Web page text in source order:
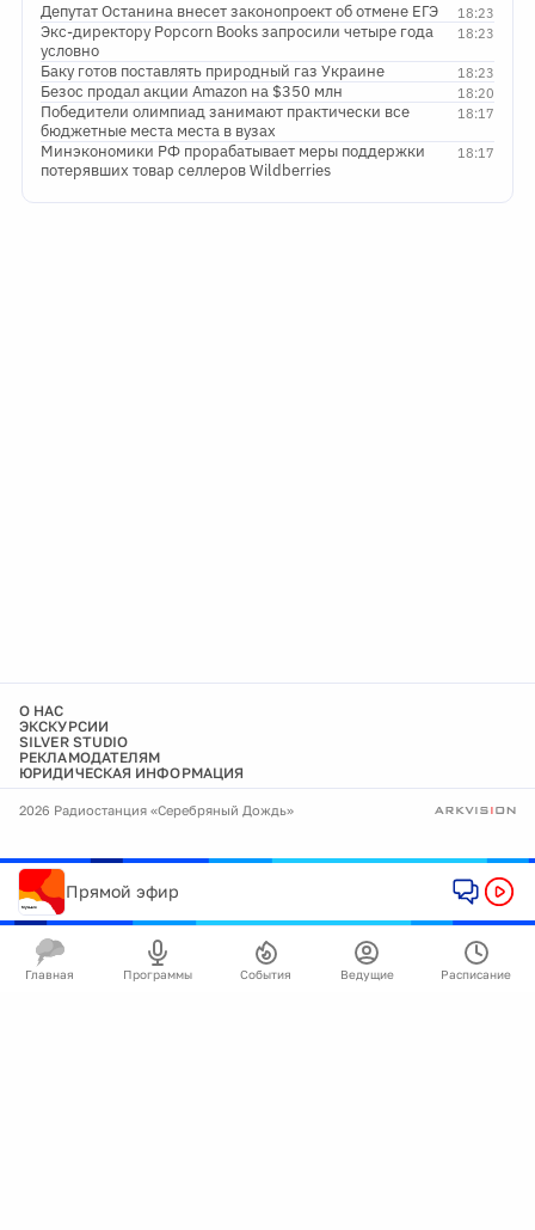
18:23
Депутат Останина внесет законопроект об отмене ЕГЭ
18:23
Экс-директору Popcorn Books запросили четыре года
условно
18:23
Баку готов поставлять природный газ Украине
18:20
Безос продал акции Amazon на $350 млн
18:17
Победители олимпиад занимают практически все
бюджетные места места в вузах
18:17
Минэкономики РФ прорабатывает меры поддержки
потерявших товар селлеров Wildberries
О НАС
ЭКСКУРСИИ
SILVER STUDIO
РЕКЛАМОДАТЕЛЯМ
ЮРИДИЧЕСКАЯ ИНФОРМАЦИЯ
2026 Радиостанция «Серебряный Дождь»
Прямой эфир
Главная Программы События Ведущие Расписание